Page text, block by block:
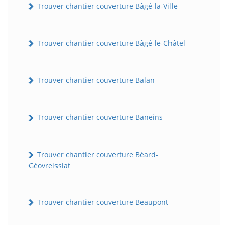
Trouver chantier couverture Bâgé-la-Ville
Trouver chantier couverture Bâgé-le-Châtel
Trouver chantier couverture Balan
Trouver chantier couverture Baneins
Trouver chantier couverture Béard-
Géovreissiat
Trouver chantier couverture Beaupont